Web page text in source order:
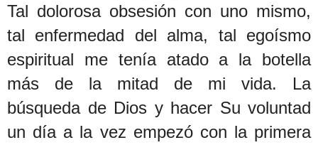
Tal dolorosa obsesión con uno mismo,
tal enfermedad del alma, tal egoísmo
espiritual me tenía atado a la botella
más de la mitad de mi vida. La
búsqueda de Dios y hacer Su voluntad
un día a la vez empezó con la primera